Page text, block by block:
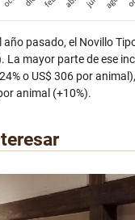
año pasado, el Novillo
La mayor parte de ese
o US$ 306 por
animal (+10%).